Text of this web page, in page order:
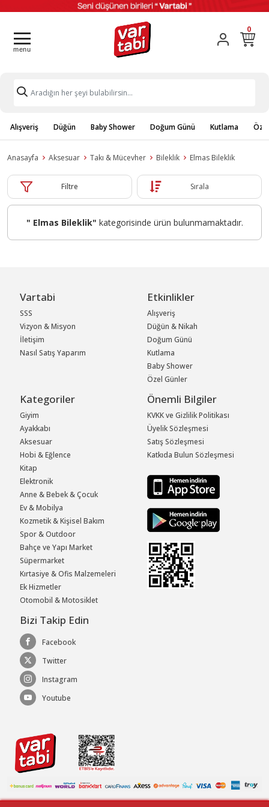
0
Alışveriş Düğün Baby Shower Doğum Günü Kutlama
Anasayfa Aksesuar Takı & Mücevher Bileklik Elmas Bileklik
Filtre Sırala
" Elmas Bileklik" kategorisinde ürün bulunmamaktadır.
Vartabi
SSS
Vizyon & Misyon
İletişim
Nasıl Satış Yaparım
Etkinlikler
Alışveriş
Düğün & Nikah
Doğum Günü
Kutlama
Baby Shower
Özel Günler
Kategoriler
Giyim
Ayakkabı
Aksesuar
Hobi & Eğlence
Kitap
Elektronik
Anne & Bebek & Çocuk
Ev & Mobilya
Kozmetik & Kişisel Bakım
Spor & Outdoor
Bahçe ve Yapı Market
Süpermarket
Kırtasiye & Ofis Malzemeleri
Ek Hizmetler
Otomobil & Motosiklet
Önemli Bilgiler
KVKK ve Gizlilik Politikası
Üyelik Sözleşmesi
Satış Sözleşmesi
Katkıda Bulun Sözleşmesi
Bizi Takip Edin
Facebook
Twitter
Instagram
Youtube